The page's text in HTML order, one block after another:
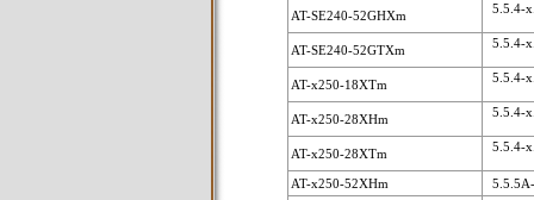
AT-SE240-52GHXm 5.5.4-
AT-SE240-52GTXm 5.5.4-
AT-x250-18XTm 5.5.4-
AT-x250-28XHm 5.5.4-
AT-x250-28XTm 5.5.4-
AT-x250-52XHm